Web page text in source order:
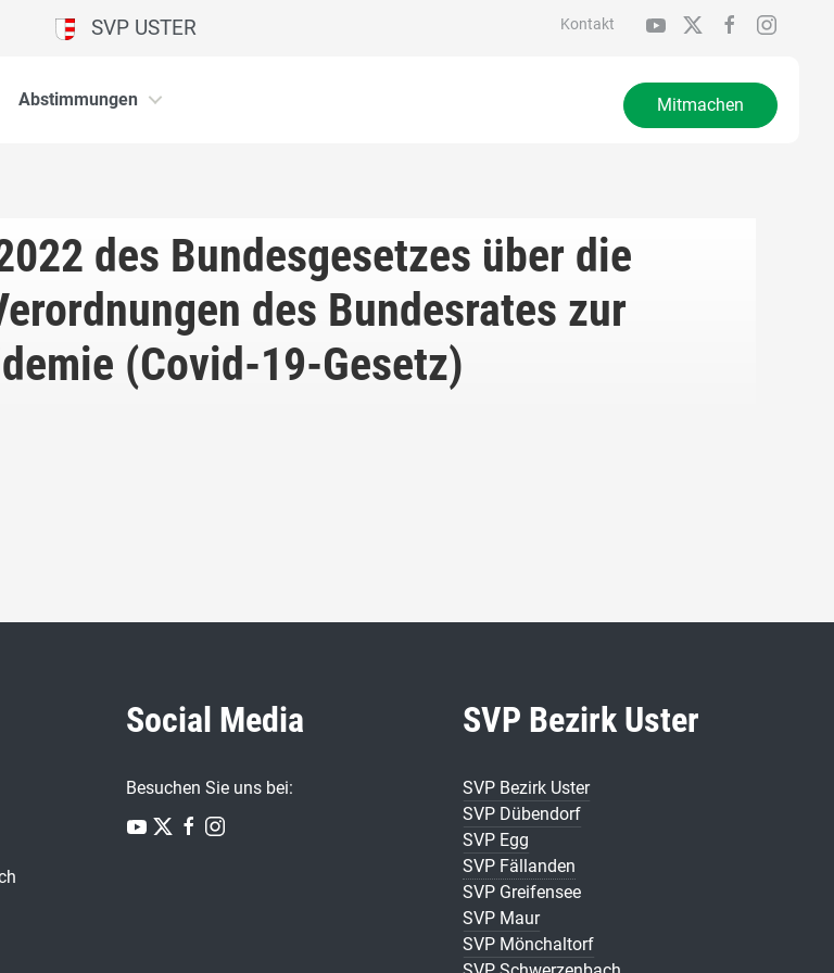
Kontakt
SVP USTER
Abstimmungen Mitmachen
des Bundesgesetzes über die
des Bundesrates zur
(Covid-19-Gesetz)
Social Media
Besuchen Sie uns bei:
SVP Bezirk Uster
SVP Bezirk Uster
SVP Dübendorf
SVP Egg
SVP Fällanden
SVP Greifensee
SVP Maur
SVP Mönchaltorf